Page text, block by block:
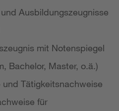
Ausbildungszeugnisse
mit Notenspiegel
Bachelor, Master, o.ä.)
Tätigkeitsnachweise
für